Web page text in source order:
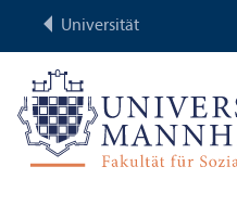
Universität